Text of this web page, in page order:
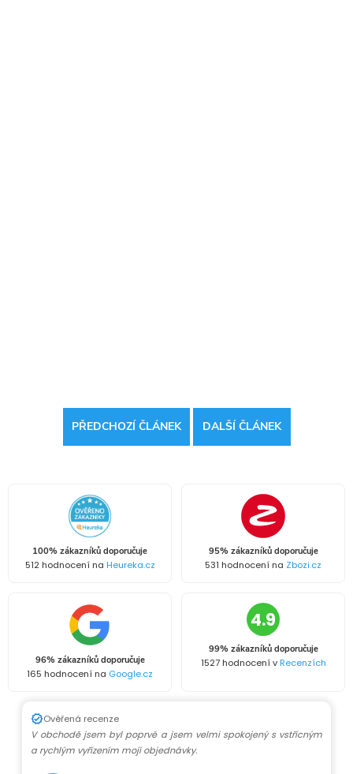
PŘEDCHOZÍ ČLÁNEK DALŠÍ ČLÁNEK
100% zákazníků doporučuje
512 hodnocení na Heureka.cz
95% zákazníků doporučuje
531 hodnocení na Zbozi.cz
96% zákazníků doporučuje
165 hodnocení na Google.cz
4.9
99% zákazníků doporučuje
1527 hodnocení vRecenzích
Ověřená recenze
V obchodě jsem byl poprvé a jsem velmi spokojený s vstřícným
a rychlým vyřízením mojí objednávky.